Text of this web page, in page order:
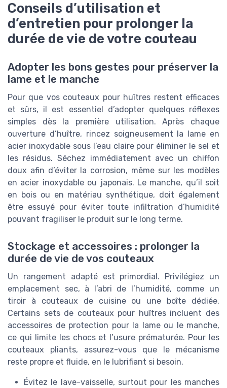
Conseils d’utilisation et
d’entretien pour prolonger la
durée de vie de votre couteau
Adopter les bons gestes pour préserver la
lame et le manche
Pour que vos couteaux pour huîtres restent efficaces
et sûrs, il est essentiel d’adopter quelques réflexes
simples dès la première utilisation. Après chaque
ouverture d’huître, rincez soigneusement la lame en
acier inoxydable sous l’eau claire pour éliminer le sel et
les résidus. Séchez immédiatement avec un chiffon
doux afin d’éviter la corrosion, même sur les modèles
en acier inoxydable ou japonais. Le manche, qu’il soit
en bois ou en matériau synthétique, doit également
être essuyé pour éviter toute infiltration d’humidité
pouvant fragiliser le produit sur le long terme.
Stockage et accessoires : prolonger la
durée de vie de vos couteaux
Un rangement adapté est primordial. Privilégiez un
emplacement sec, à l’abri de l’humidité, comme un
tiroir à couteaux de cuisine ou une boîte dédiée.
Certains sets de couteaux pour huîtres incluent des
accessoires de protection pour la lame ou le manche,
ce qui limite les chocs et l’usure prématurée. Pour les
couteaux pliants, assurez-vous que le mécanisme
reste propre et fluide, en le lubrifiant si besoin.
Évitez le lave-vaisselle, surtout pour les manches